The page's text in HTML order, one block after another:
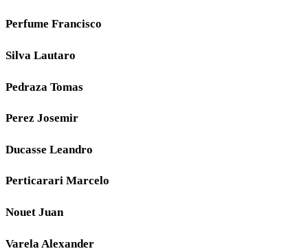
Perfume Francisco
Silva Lautaro
Pedraza Tomas
Perez Josemir
Ducasse Leandro
Perticarari Marcelo
Nouet Juan
Varela Alexander